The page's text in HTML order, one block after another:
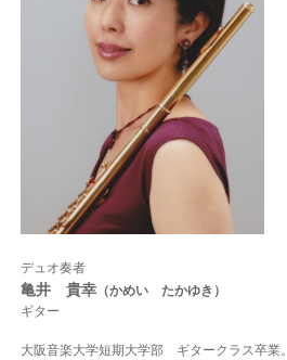
デュオ奏者
亀井 貴幸（かめい たかゆき）
ギター
大阪音楽大学短期大学部 ギタークラス卒業。